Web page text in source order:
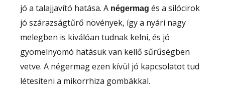
jó a talajjavító hatása. A négermag és a silócirok
jó szárazságtűrő növények, így a nyári nagy
melegben is kiválóan tudnak kelni, és jó
gyomelnyomó hatásuk van kellő sűrűségben
vetve. A négermag ezen kívül jó kapcsolatot tud
létesíteni a mikorrhiza gombákkal.